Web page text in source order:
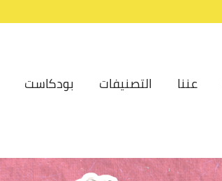
عننا التصنيفات بودكاست